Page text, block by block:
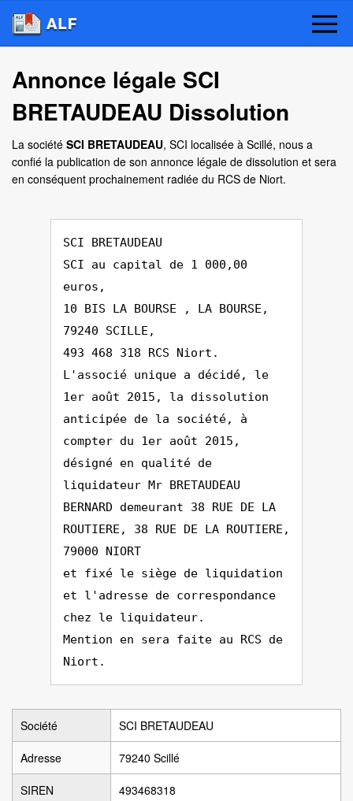
Annonce légale SCI
BRETAUDEAU Dissolution
La société SCI BRETAUDEAU, SCI localisée à Scillé, nous a
confié la publication de son annonce légale de dissolution et sera
en conséquent prochainement radiée du RCS de Niort.
SCI BRETAUDEAU
SCI au capital de 1 000,00
euros,
10 BIS LA BOURSE , LA BOURSE,
79240 SCILLE,
493 468 318 RCS Niort.
L'associé unique a décidé, le
1er août 2015, la dissolution
anticipée de la société, à
compter du 1er août 2015,
désigné en qualité de
liquidateur Mr BRETAUDEAU
BERNARD demeurant 38 RUE DE LA
ROUTIERE, 38 RUE DE LA ROUTIERE,
79000 NIORT
et fixé le siège de liquidation
et l'adresse de correspondance
chez le liquidateur.
Mention en sera faite au RCS de
Niort.
Société SCI BRETAUDEAU
Adresse 79240 Scillé
SIREN 493468318